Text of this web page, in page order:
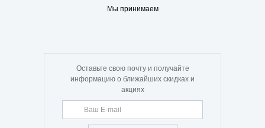
Мы принимаем
Оставьте свою почту и получайте
информацию о ближайших скидках и
акциях